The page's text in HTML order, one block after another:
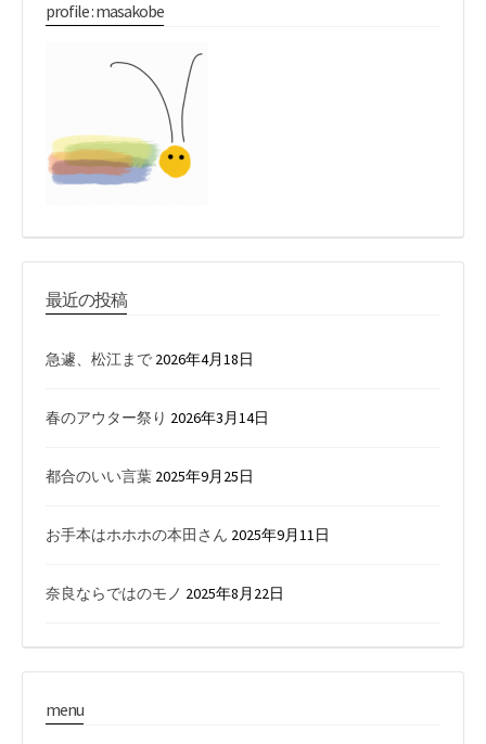
profile : masakobe
最近の投稿
急遽、松江まで 2026年4月18日
春のアウター祭り 2026年3月14日
都合のいい言葉 2025年9月25日
お手本はホホホの本田さん 2025年9月11日
奈良ならではのモノ 2025年8月22日
menu